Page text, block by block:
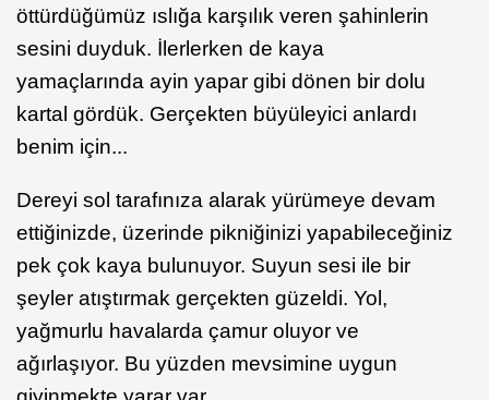
öttürdüğümüz ıslığa karşılık veren şahinlerin
sesini duyduk. İlerlerken de kaya
yamaçlarında ayin yapar gibi dönen bir dolu
kartal gördük. Gerçekten büyüleyici anlardı
benim için...
Dereyi sol tarafınıza alarak yürümeye devam
ettiğinizde, üzerinde pikniğinizi yapabileceğiniz
pek çok kaya bulunuyor. Suyun sesi ile bir
şeyler atıştırmak gerçekten güzeldi. Yol,
yağmurlu havalarda çamur oluyor ve
ağırlaşıyor. Bu yüzden mevsimine uygun